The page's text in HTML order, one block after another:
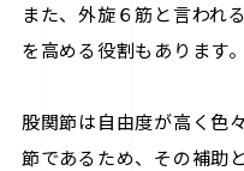
また、外旋６筋と言われ
を高める役割もあります。
股関節は自由度が高く色
節であるため、その補助